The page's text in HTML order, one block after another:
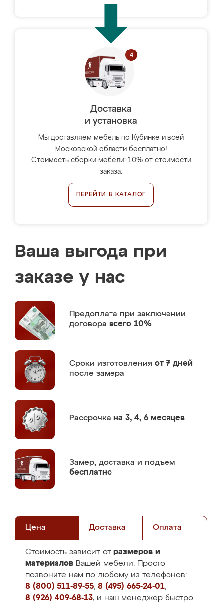
Доставка
и установка
Мы доставляем мебель по Кубинке и всей
Московской области бесплатно!
Стоимость сборки мебели: 10% от стоимости
заказа.
ПЕРЕЙТИ В КАТАЛОГ
Ваша выгода при
заказе у нас
Предоплата при заключении
договора всего 10%
Сроки изготовления от 7 дней
после замера
Рассрочка на 3, 4, 6 месяцев
Замер, доставка и подъем
бесплатно
Цена Доставка Оплата
Стоимость зависит от размеров и
материалов Вашей мебели. Просто
позвоните нам по любому из телефонов:
8 (800) 511-89-55, 8 (495) 665-24-01,
8 (926) 409-68-13, и наш менеджер быстро